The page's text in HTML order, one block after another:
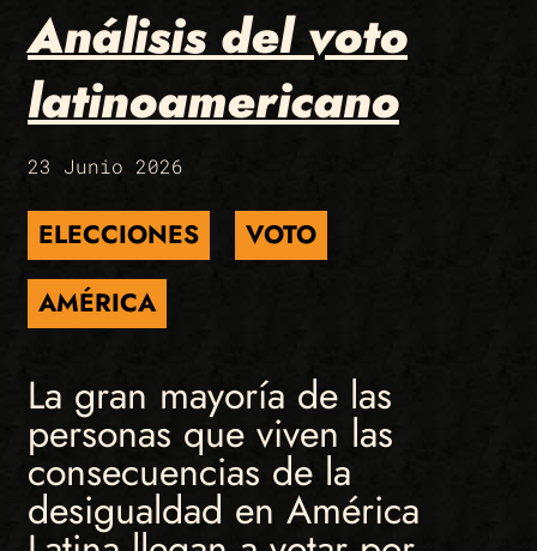
Análisis del voto
latinoamericano
23 Junio 2026
ELECCIONES
VOTO
AMÉRICA
La gran mayoría de las
personas que viven las
consecuencias de la
desigualdad en América